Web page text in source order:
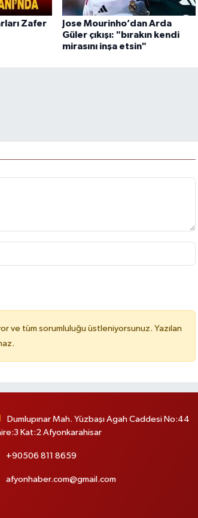
Zafer
Jose Mourinho’dan Arda
Güler çıkışı: "bırakın kendi
mirasını inşa etsin"
ve tüm sorumluluğu üstleniyorsunuz. Yazılan
Dumlupınar Mah. Yüzbaşı Agah Caddesi No:44
Kat:2 Afyonkarahisar
+90506 811 8659
afyonhaber.com@gmail.com